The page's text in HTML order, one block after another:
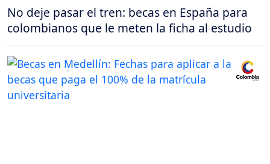
No deje pasar el tren: becas en España para
colombianos que le meten la ficha al estudio